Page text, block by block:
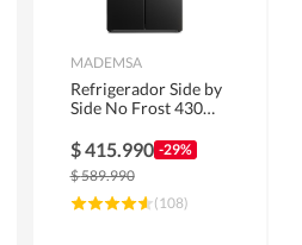
MADEMSA
Refrigerador Side by
Side No Frost 430
MAS430B
$415.990 -29%
$589.990
(108)